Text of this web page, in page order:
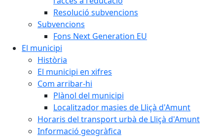
Resolució subvencions
Subvencions
Fons Next Generation EU
El municipi
Història
El municipi en xifres
Com arribar-hi
Plànol del municipi
Localitzador masies de Lliçà d'Amunt
Horaris del transport urbà de Lliçà d'Amunt
Informació geogràfica